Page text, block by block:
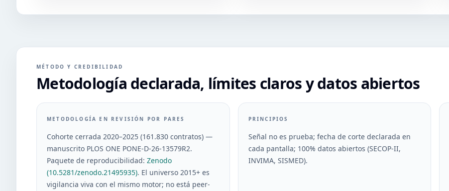
MÉTODO Y CREDIBILIDAD
Metodología declarada, límites claros y datos abiertos
METODOLOGÍA EN REVISIÓN POR PARES
Cohorte cerrada 2020–2025 (161.830 contratos) —
manuscrito PLOS ONE PONE-D-26-13579R2.
Paquete de reproducibilidad: Zenodo
(10.5281/zenodo.21495935). El universo 2015+ es
vigilancia viva con el mismo motor; no está peer-
PRINCIPIOS
Señal no es prueba; fecha de corte declarada en
cada pantalla; 100% datos abiertos (SECOP-II,
INVIMA, SISMED).